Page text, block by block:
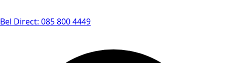
Bel Direct: 085 800 4449